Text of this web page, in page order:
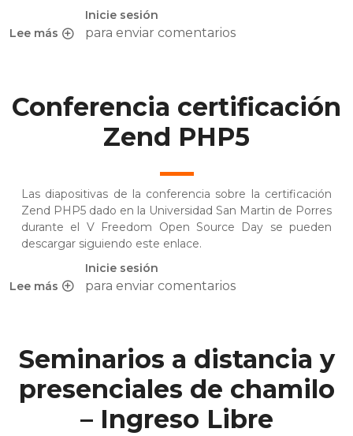
Lee más
sobre Bolsa de trabajo: Desarrollador PHP5
Inicie sesión
para enviar comentarios
Conferencia certificación
Zend PHP5
Lee más
sobre Conferencia certificación Zend PHP5
Inicie sesión
para enviar comentarios
Las diapositivas de la conferencia sobre la certificación
Zend PHP5 dado en la Universidad San Martin de Porres
durante el V Freedom Open Source Day se pueden
descargar siguiendo este enlace.
Seminarios a distancia y
presenciales de chamilo
– Ingreso Libre